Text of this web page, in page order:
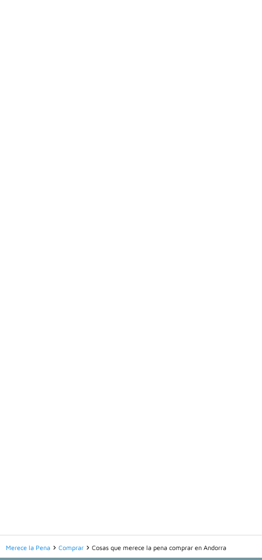
Merece la Pena Comprar Cosas que merece la pena comprar en Andorra